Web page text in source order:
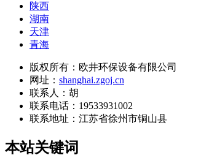
陕西
湖南
天津
青海
版权所有：欧井环保设备有限公司
网址： shanghai.zgoj.cn
联系人：胡
联系电话：19533931002
联系地址： 江苏省徐州市铜山县
本站关键词